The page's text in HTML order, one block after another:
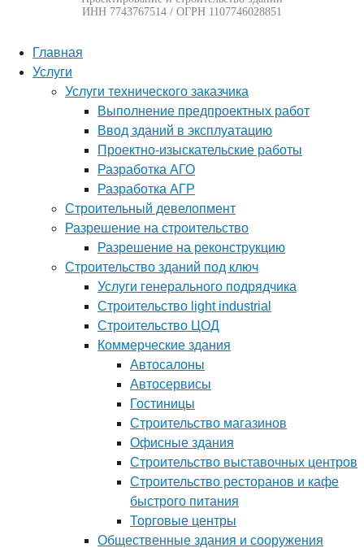
ИНН 7743767514 / ОГРН 1107746028851
Главная
Услуги
Услуги технического заказчика
Выполнение предпроектных работ
Ввод зданий в эксплуатацию
Проектно-изыскательские работы
Разработка АГО
Разработка АГР
Строительный девелопмент
Разрешение на строительство
Разрешение на реконструкцию
Строительство зданий под ключ
Услуги генерального подрядчика
Строительство light industrial
Строительство ЦОД
Коммерческие здания
Автосалоны
Автосервисы
Гостиницы
Строительство магазинов
Офисные здания
Строительство выставочных центров
Строительство ресторанов и кафе
быстрого питания
Торговые центры
Общественные здания и сооружения